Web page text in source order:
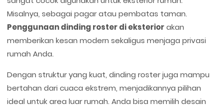
Misalnya, sebagai pagar atau pembatas taman.
Penggunaan dinding roster di eksteriorakan
memberikan kesan modern sekaligus menjaga privasi
rumah Anda.
Dengan struktur yang kuat, dinding roster juga mampu
bertahan dari cuaca ekstrem, menjadikannya pilihan
ideal untuk area luar rumah. Anda bisa memilih desain